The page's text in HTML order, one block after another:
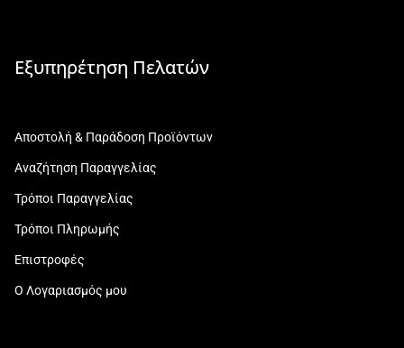
Εξυπηρέτηση Πελατών
Αποστολή & Παράδοση Προϊόντων
Αναζήτηση Παραγγελίας
Τρόποι Παραγγελίας
Τρόποι Πληρωμής
Επιστροφές
Ο Λογαριασμός μου